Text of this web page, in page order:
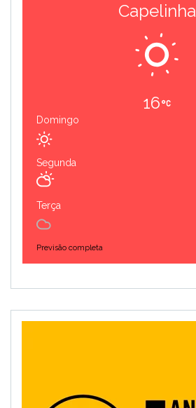
Capelinha
16
Domingo
Segunda
Terça
Previsão completa